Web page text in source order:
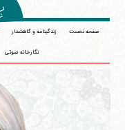
صفحه نخست زندگینامه و گاهشمار
نگارخانه صوتی